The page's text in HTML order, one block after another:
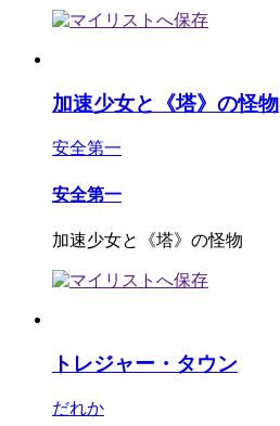
加速少女と《塔》の怪物
安全第一
安全第一
加速少女と《塔》の怪物
トレジャー・タウン
だれか